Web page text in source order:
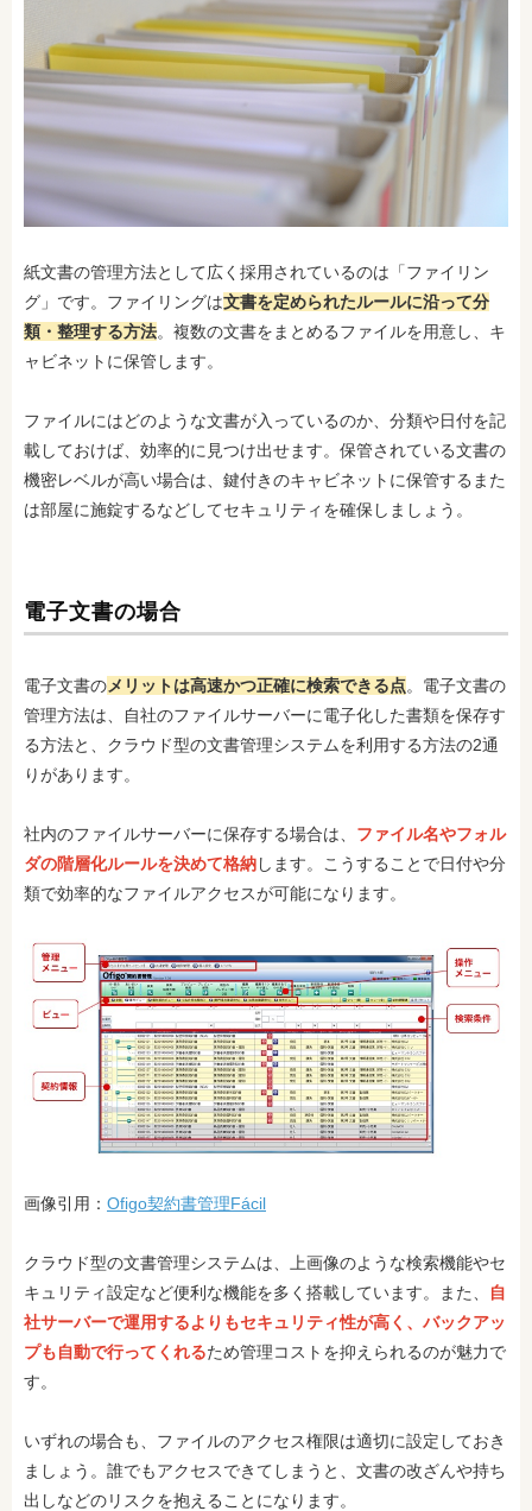
紙文書の管理方法として広く採用されているのは「ファイリン
グ」です。ファイリングは文書を定められたルールに沿って分
類・整理する方法。複数の文書をまとめるファイルを用意し、キ
ャビネットに保管します。
ファイルにはどのような文書が入っているのか、分類や日付を記
載しておけば、効率的に見つけ出せます。保管されている文書の
機密レベルが高い場合は、鍵付きのキャビネットに保管するまた
は部屋に施錠するなどしてセキュリティを確保しましょう。
電子文書の場合
電子文書のメリットは高速かつ正確に検索できる点。電子文書の
管理方法は、自社のファイルサーバーに電子化した書類を保存す
る方法と、クラウド型の文書管理システムを利用する方法の2通
りがあります。
社内のファイルサーバーに保存する場合は、 ファイル名やフォル
ダの階層化ルールを決めて格納します。こうすることで日付や分
類で効率的なファイルアクセスが可能になります。
画像引用： Ofigo契約書管理Fácil
クラウド型の文書管理システムは、上画像のような検索機能やセ
キュリティ設定など便利な機能を多く搭載しています。また、
自
社サーバーで運用するよりもセキュリティ性が高く、バックアッ
プも自動で行ってくれるため管理コストを抑えられるのが魅力で
す。
いずれの場合も、ファイルのアクセス権限は適切に設定しておき
ましょう。誰でもアクセスできてしまうと、文書の改ざんや持ち
出しなどのリスクを抱えることになります。